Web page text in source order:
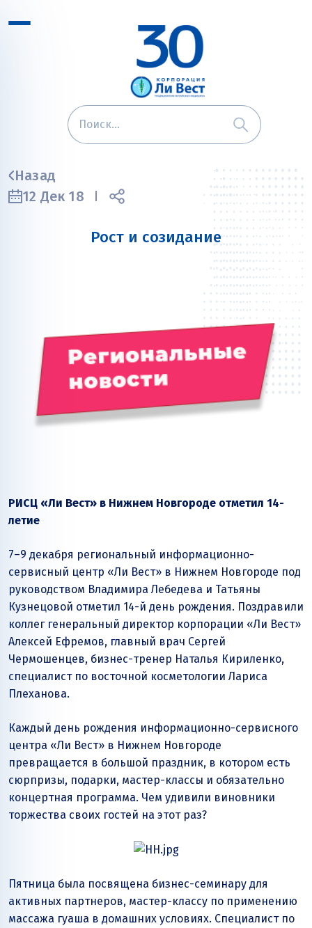
Назад
12 Дек 18
Рост и созидание
РИСЦ «Ли Вест» в Нижнем Новгороде отметил 14-
летие
7–9 декабря региональный информационно-
сервисный центр «Ли Вест» в Нижнем Новгороде под
руководством Владимира Лебедева и Татьяны
Кузнецовой отметил 14-й день рождения. Поздравили
коллег генеральный директор корпорации «Ли Вест»
Алексей Ефремов, главный врач Сергей
Чермошенцев, бизнес-тренер Наталья Кириленко,
специалист по восточной косметологии Лариса
Плеханова.
Каждый день рождения информационно-сервисного
центра «Ли Вест» в Нижнем Новгороде
превращается в большой праздник, в котором есть
сюрпризы, подарки, мастер-классы и обязательно
концертная программа. Чем удивили виновники
торжества своих гостей на этот раз?
Пятница была посвящена бизнес-семинару для
активных партнеров, мастер-классу по применению
массажа гуаша в домашних условиях. Специалист по